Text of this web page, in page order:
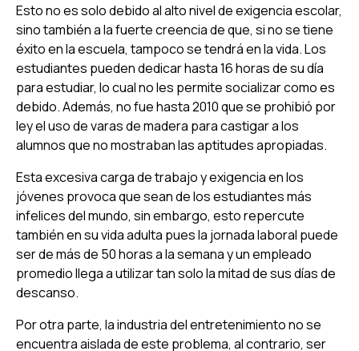
Esto no es solo debido al alto nivel de exigencia escolar,
sino también a la fuerte creencia de que, si no se tiene
éxito en la escuela, tampoco se tendrá en la vida. Los
estudiantes pueden dedicar hasta 16 horas de su día
para estudiar, lo cual no les permite socializar como es
debido. Además, no fue hasta 2010 que se prohibió por
ley el uso de varas de madera para castigar a los
alumnos que no mostraban las aptitudes apropiadas.
Esta excesiva carga de trabajo y exigencia en los
jóvenes provoca que sean de los estudiantes más
infelices del mundo, sin embargo, esto repercute
también en su vida adulta pues la jornada laboral puede
ser de más de 50 horas a la semana y un empleado
promedio llega a utilizar tan solo la mitad de sus días de
descanso.
Por otra parte, la industria del entretenimiento no se
encuentra aislada de este problema, al contrario, ser